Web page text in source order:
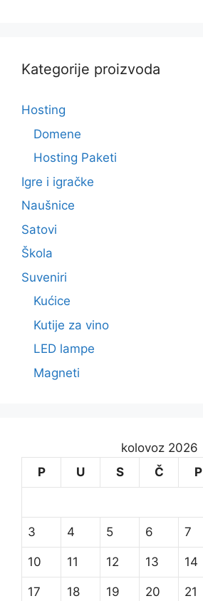
Kategorije proizvoda
Hosting
Domene
Hosting Paketi
Igre i igračke
Naušnice
Satovi
Škola
Suveniri
Kućice
Kutije za vino
LED lampe
Magneti
kolovoz 2026
P
U S Č P
3 4 5 6 7
10 11 12 13 14
17 18 19 20 21